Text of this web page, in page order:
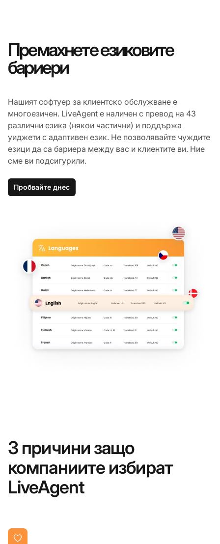
Премахнете езиковите
бариери
Нашият софтуер за клиентско обслужване е
многоезичен. LiveAgent е наличен с превод на 43
различни езика (някои частични) и поддържа
уиджети с адаптивен език. Не позволявайте чуждите
езици да са бариера между вас и клиентите ви. Ние
сме ви подсигурили.
Пробвайте днес
3 причини защо
компаниите избират
LiveAgent